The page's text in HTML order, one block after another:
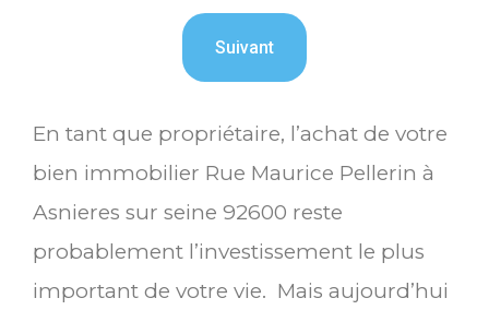
En tant que propriétaire, l’achat de votre
bien immobilier Rue Maurice Pellerin à
Asnieres sur seine 92600 reste
probablement l’investissement le plus
important de votre vie. Mais aujourd’hui